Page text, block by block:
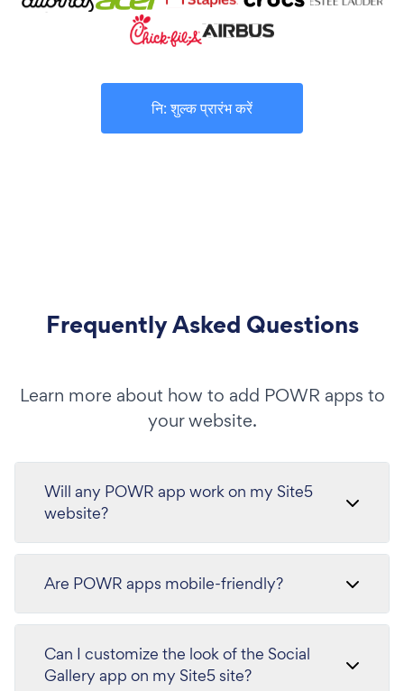
नि: शुल्क प्रारंभ करें
Frequently Asked Questions
Learn more about how to add POWR apps to
your website.
Will any POWR app work on my Site5
website?
Are POWR apps mobile-friendly?
Can I customize the look of the Social
Gallery app on my Site5 site?